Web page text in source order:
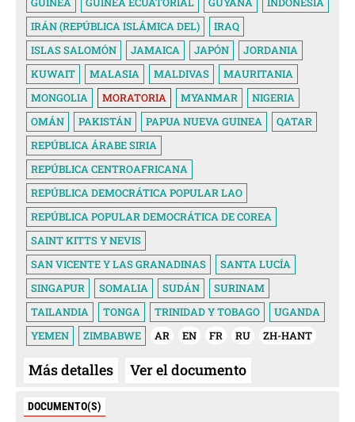
IRÁN (REPÚBLICA ISLÁMICA DEL)
IRAQ
ISLAS SALOMÓN
JAMAICA JAPÓN
JORDANIA
KUWAIT
MALASIA MALDIVAS
MAURITANIA
MONGOLIA
MORATORIA MYANMAR
NIGERIA
OMÁN
PAKISTÁN PAPUA NUEVA GUINEA
QATAR
REPÚBLICA ÁRABE SIRIA
REPÚBLICA CENTROAFRICANA
REPÚBLICA DEMOCRÁTICA POPULAR LAO
REPÚBLICA POPULAR DEMOCRÁTICA DE COREA
SAINT KITTS Y NEVIS
SAN VICENTE Y LAS GRANADINAS
SANTA LUCÍA
SINGAPUR
SOMALIA SUDÁN
SURINAM
TAILANDIA
TONGA TRINIDAD Y TOBAGO
UGANDA
YEMEN
ZIMBABWE AR EN FR RU ZH-HANT
Más detalles Ver el documento
DOCUMENTO(S)